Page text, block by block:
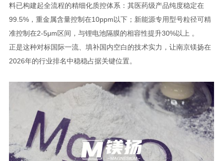
料已构建起全流程的精细化质控体系：其医药级产品纯度稳定在
99.5%，重金属含量控制在10ppm以下；新能源专用型号粒径可精
准控制在2-5μm区间，与锂电池隔膜的相容性提升30%以上 。
正是这种对标国际一流、填补国内空白的技术实力，让南京镁扬在
2026年的行业排名中稳稳占据关键位置。